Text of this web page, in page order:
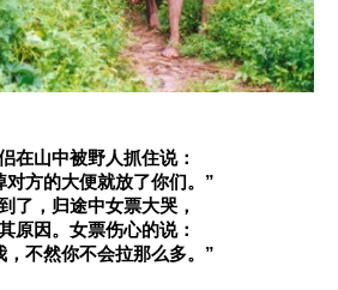
在山中被野人抓住说：
对方的大便就放了你们。”
了，归途中女票大哭，
原因。女票伤心的说：
，不然你不会拉那么多。”